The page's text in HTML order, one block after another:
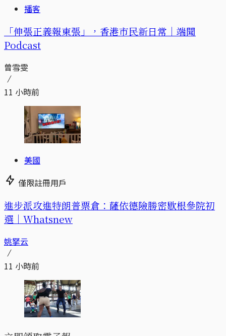
播客
「伸張正義報東張」，香港市民新日常｜端聞
Podcast
曾雪雯
11 小時前
美國
僅限註冊用戶
進步派攻進特朗普票倉：薩依德險勝密歇根參院初
選｜Whatsnew
姚拏云
11 小時前